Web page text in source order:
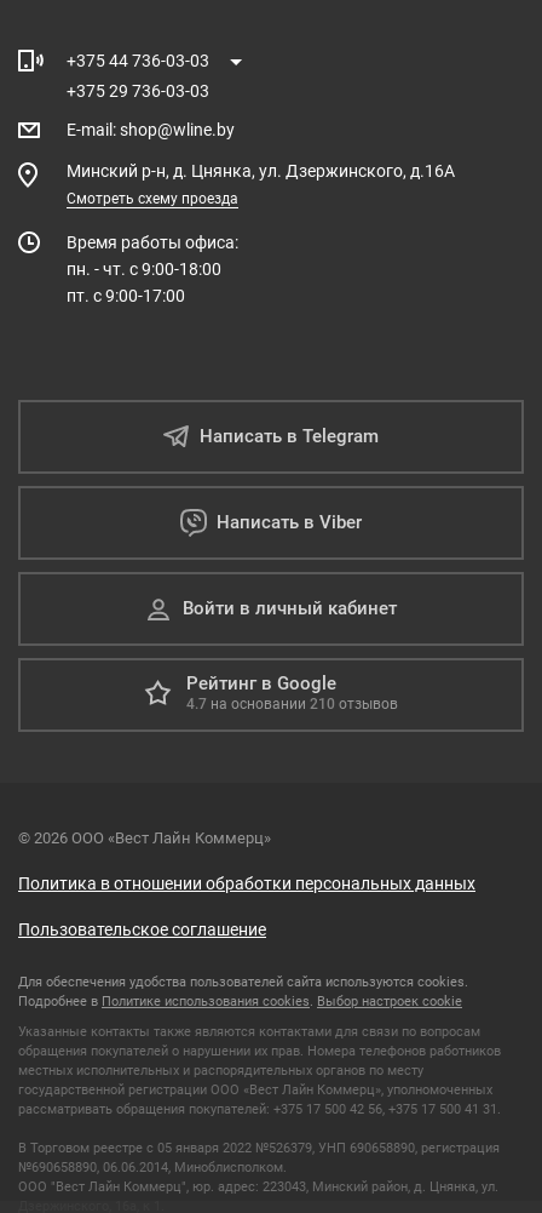
+375 44 736-03-03
+375 29 736-03-03
E-mail :shop@wline.by
Минский р-н, д. Цнянка, ул. Дзержинского, д.16А
Смотреть схему проезда
Время работы офиса:
пн. - чт. с 9:00-18:00
пт. с 9:00-17:00
Написать в Telegram
Написать в Viber
Войти в личный кабинет
Рейтинг в Google
4.7 на основании 210 отзывов
© 2026 ООО «Вест Лайн Коммерц»
Политика в отношении обработки персональных данных
Пользовательское соглашение
Для обеспечения удобства пользователей сайта используются cookies.
Подробнее в Политике использования cookies. Выбор настроек cookie
Указанные контакты также являются контактами для связи по вопросам
обращения покупателей о нарушении их прав. Номера телефонов работников
местных исполнительных и распорядительных органов по месту
государственной регистрации ООО «Вест Лайн Коммерц», уполномоченных
рассматривать обращения покупателей: +375 17 500 42 56, +375 17 500 41 31.
В Торговом реестре с 05 января 2022 №526379, УНП 690658890, регистрация
№690658890, 06.06.2014, Миноблисполком.
ООО "Вест Лайн Коммерц", юр. адрес: 223043, Минский район, д. Цнянка, ул.